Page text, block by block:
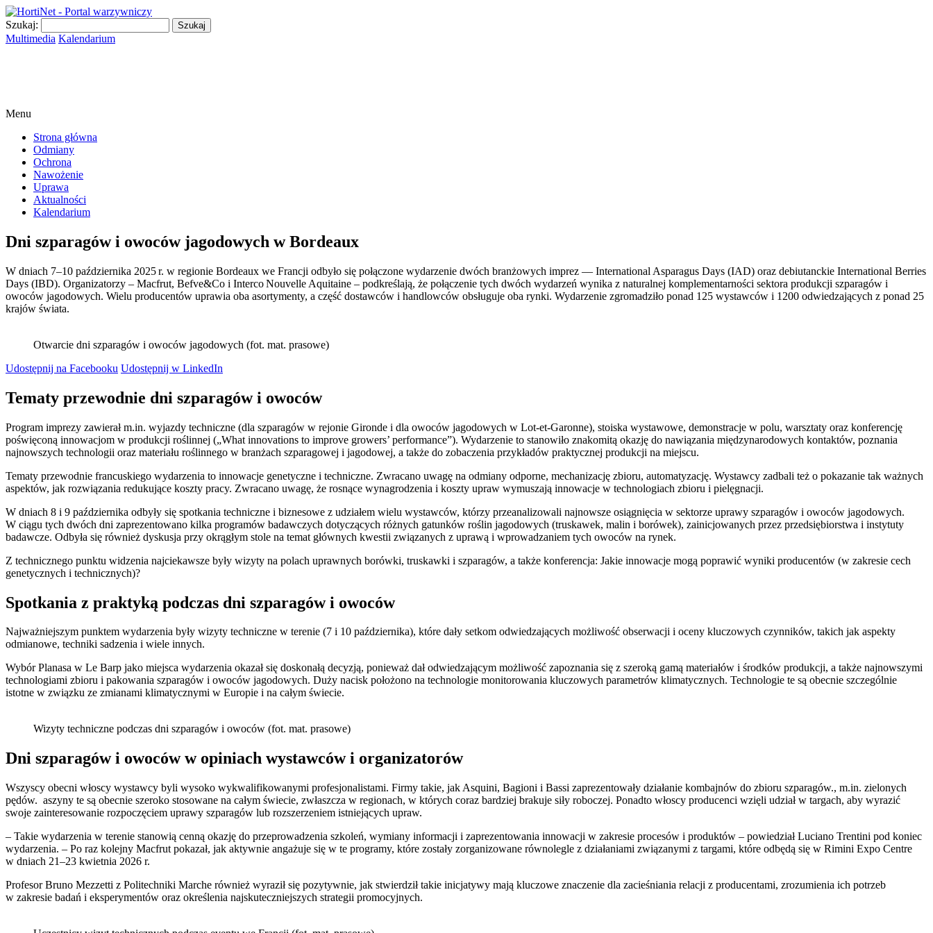
Szukaj:
Multimedia Kalendarium
Menu
Strona główna
Odmiany
Ochrona
Nawożenie
Uprawa
Aktualności
Kalendarium
Dni szparagów i owoców jagodowych w Bordeaux
W dniach 7–10 października 2025 r. w regionie Bordeaux we Francji odbyło się połączone wydarzenie dwóch branżowych imprez — International Asparagus Days (IAD) oraz debiutanckie International Berries
Days (IBD). Organizatorzy – Macfrut, Befve&Co i Interco Nouvelle Aquitaine – podkreślają, że połączenie tych dwóch wydarzeń wynika z naturalnej komplementarności sektora produkcji szparagów i
owoców jagodowych. Wielu producentów uprawia oba asortymenty, a część dostawców i handlowców obsługuje oba rynki. Wydarzenie zgromadziło ponad 125 wystawców i 1200 odwiedzających z ponad 25
krajów świata.
Otwarcie dni szparagów i owoców jagodowych (fot. mat. prasowe)
Udostępnij na Facebooku Udostępnij w LinkedIn
Tematy przewodnie dni szparagów i owoców
Program imprezy zawierał m.in. wyjazdy techniczne (dla szparagów w rejonie Gironde i dla owoców jagodowych w Lot‑et‑Garonne), stoiska wystawowe, demonstracje w polu, warsztaty oraz konferencję
poświęconą innowacjom w produkcji roślinnej („What innovations to improve growers’ performance”). Wydarzenie to stanowiło znakomitą okazję do nawiązania międzynarodowych kontaktów, poznania
najnowszych technologii oraz materiału roślinnego w branżach szparagowej i jagodowej, a także do zobaczenia przykładów praktycznej produkcji na miejscu.
Tematy przewodnie francuskiego wydarzenia to innowacje genetyczne i techniczne. Zwracano uwagę na odmiany odporne, mechanizację zbioru, automatyzację. Wystawcy zadbali też o pokazanie tak ważnych
aspektów, jak rozwiązania redukujące koszty pracy. Zwracano uwagę, że rosnące wynagrodzenia i koszty upraw wymuszają innowacje w technologiach zbioru i pielęgnacji.
W dniach 8 i 9 października odbyły się spotkania techniczne i biznesowe z udziałem wielu wystawców, którzy przeanalizowali najnowsze osiągnięcia w sektorze uprawy szparagów i owoców jagodowych.
W ciągu tych dwóch dni zaprezentowano kilka programów badawczych dotyczących różnych gatunków roślin jagodowych (truskawek, malin i borówek), zainicjowanych przez przedsiębiorstwa i instytuty
badawcze. Odbyła się również dyskusja przy okrągłym stole na temat głównych kwestii związanych z uprawą i wprowadzaniem tych owoców na rynek.
Z technicznego punktu widzenia najciekawsze były wizyty na polach uprawnych borówki, truskawki i szparagów, a także konferencja: Jakie innowacje mogą poprawić wyniki producentów (w zakresie cech
genetycznych i technicznych)?
Spotkania z praktyką podczas dni szparagów i owoców
Najważniejszym punktem wydarzenia były wizyty techniczne w terenie (7 i 10 października), które dały setkom odwiedzających możliwość obserwacji i oceny kluczowych czynników, takich jak aspekty
odmianowe, techniki sadzenia i wiele innych.
Wybór Planasa w Le Barp jako miejsca wydarzenia okazał się doskonałą decyzją, ponieważ dał odwiedzającym możliwość zapoznania się z szeroką gamą materiałów i środków produkcji, a także najnowszymi
technologiami zbioru i pakowania szparagów i owoców jagodowych. Duży nacisk położono na technologie monitorowania kluczowych parametrów klimatycznych. Technologie te są obecnie szczególnie
istotne w związku ze zmianami klimatycznymi w Europie i na całym świecie.
Wizyty techniczne podczas dni szparagów i owoców (fot. mat. prasowe)
Dni szparagów i owoców w opiniach wystawców i organizatorów
Wszyscy obecni włoscy wystawcy byli wysoko wykwalifikowanymi profesjonalistami. Firmy takie, jak Asquini, Bagioni i Bassi zaprezentowały działanie kombajnów do zbioru szparagów., m.in. zielonych
pędów. aszyny te są obecnie szeroko stosowane na całym świecie, zwłaszcza w regionach, w których coraz bardziej brakuje siły roboczej. Ponadto włoscy producenci wzięli udział w targach, aby wyrazić
swoje zainteresowanie rozpoczęciem uprawy szparagów lub rozszerzeniem istniejących upraw.
– Takie wydarzenia w terenie stanowią cenną okazję do przeprowadzenia szkoleń, wymiany informacji i zaprezentowania innowacji w zakresie procesów i produktów – powiedział Luciano Trentini pod koniec
wydarzenia. – Po raz kolejny Macfrut pokazał, jak aktywnie angażuje się w te programy, które zostały zorganizowane równolegle z działaniami związanymi z targami, które odbędą się w Rimini Expo Centre
w dniach 21–23 kwietnia 2026 r.
Profesor Bruno Mezzetti z Politechniki Marche również wyraził się pozytywnie, jak stwierdził takie inicjatywy mają kluczowe znaczenie dla zacieśniania relacji z producentami, zrozumienia ich potrzeb
w zakresie badań i eksperymentów oraz określenia najskuteczniejszych strategii promocyjnych.